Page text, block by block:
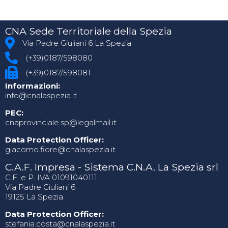
CNA Sede Territoriale della Spezia
Via Padre Giuliani 6 La Spezia
(+39)0187/598080
(+39)0187/598081
Informazioni:
info@cnalaspezia.it
PEC:
cnaprovinciale.sp@legalmail.it
Data Protection Officer:
giacomo.fiore@cnalaspezia.it
C.A.F. Impresa - Sistema C.N.A. La Spezia srl
C.F. e P. IVA 01091040111
Via Padre Giuliani 6
19125 La Spezia
Data Protection Officer:
stefania.costa@cnalaspezia.it